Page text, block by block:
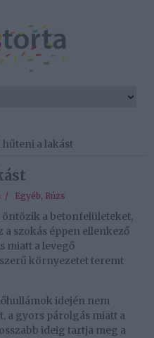
a lakást
/ Egyéb, Rúzs
a betonfelületeket,
szokás éppen ellenkező
miatt a levegő
környezetet teremt
idején nem
a gyors párolgás miatt a
ideig tartja meg a